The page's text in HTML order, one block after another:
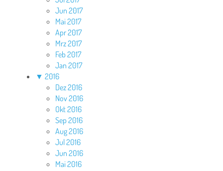
Jun 2017
Mai 2017
Apr 2017
Mrz 2017
Feb 2017
Jan 2017
▼ 2016
Dez 2016
Nov 2016
Okt 2016
Sep 2016
Aug 2016
Jul 2016
Jun 2016
Mai 2016